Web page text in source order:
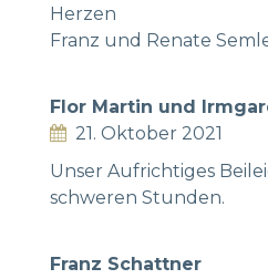
Herzen
Franz und Renate
Flor Martin und
21. Oktober 2021
Unser Aufrichtiges
schweren Stunden.
Franz Schattner